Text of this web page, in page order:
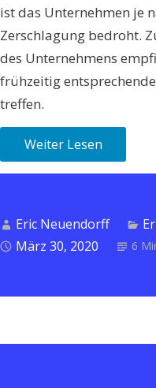
ist das Unternehmen je
Zerschlagung bedroht.
des Unternehmens
frühzeitig
treffen.
Weiter Lesen
Eric Neuendorff
März 30, 2020
6